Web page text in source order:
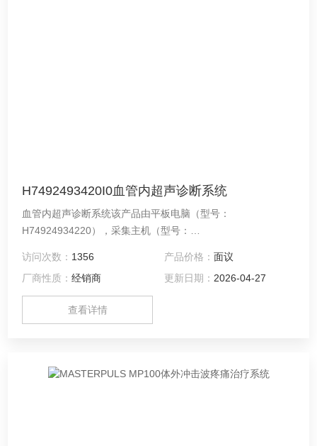
H7492493420I0血管内超声诊断系统
血管内超声诊断系统该产品由平板电脑（型号：
H74924934220），采集主机（型号：
H749009820），床旁控制器（型号：
H74924934TSC010），马达驱动单元（型号：
H749MDU5PLUSF0）和固定滑板（型号：
H749393160100）组成。
访问次数： 1356 产品价格： 面议
厂商性质：经销商 更新日期： 2026-04-27
查看详情